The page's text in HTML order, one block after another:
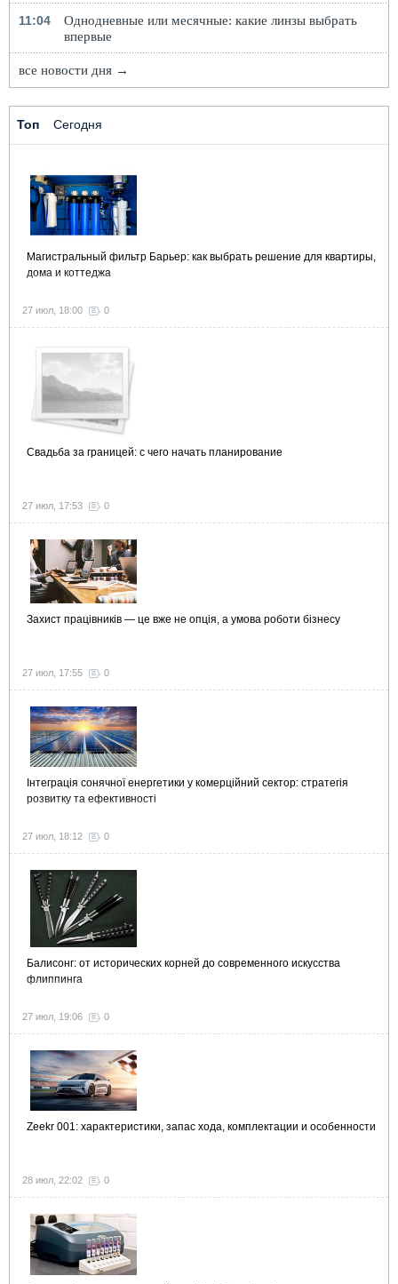
11:04
Однодневные или месячные: какие линзы выбрать
впервые
все новости дня →
Топ Сегодня
Магистральный фильтр Барьер: как выбрать решение для квартиры,
дома и коттеджа
27 июл, 18:00 0
Свадьба за границей: с чего начать планирование
27 июл, 17:53 0
Захист працівників — це вже не опція, а умова роботи бізнесу
27 июл, 17:55 0
Інтеграція сонячної енергетики у комерційний сектор: стратегія
розвитку та ефективності
27 июл, 18:12 0
Балисонг: от исторических корней до современного искусства
флиппинга
27 июл, 19:06 0
Zeekr 001: характеристики, запас хода, комплектации и особенности
28 июл, 22:02 0